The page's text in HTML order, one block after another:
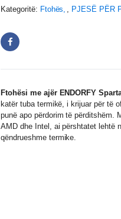
Kategoritë: Ftohës , PJESË PËR
Ftohësi me ajër ENDORFY
katër tuba termikë, i krijuar për të
punë apo përdorim të përditshëm.
AMD dhe Intel, ai përshtatet lehtë
qëndrueshme termike.